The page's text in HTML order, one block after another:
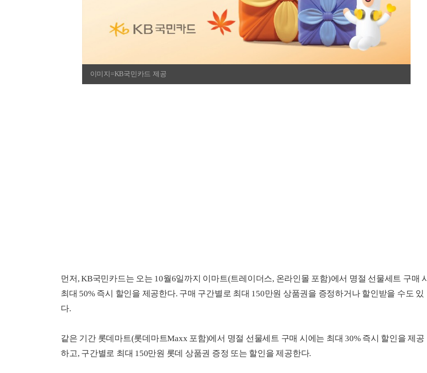
이미지=KB국민카드 제공
먼저, KB국민카드는 오는 10월6일까지 이마트(트레이더스, 온라인몰 포함)에서 명절 선물세트 구매 시
최대 50% 즉시 할인을 제공한다. 구매 구간별로 최대 150만원 상품권을 증정하거나 할인받을 수도 있
다.
같은 기간 롯데마트(롯데마트Maxx 포함)에서 명절 선물세트 구매 시에는 최대 30% 즉시 할인을 제공
하고, 구간별로 최대 150만원 롯데 상품권 증정 또는 할인을 제공한다.